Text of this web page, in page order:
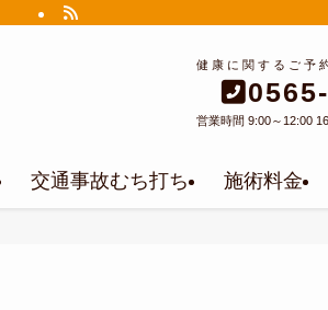
健康に関するご予
営業時間 9:00～12:00
交通事故むち打ち 施術料金